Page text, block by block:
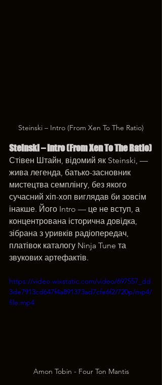
Steinski – Intro (From Xen To The Ratio)
Steinski – Intro (From Xen To The Ratio)
Стівен Штайн, відомий як Steinski, —
жива легенда, батько-засновник
мистецтва семплінгу, без якого
сучасний хіп-хоп виглядав би зовсім
інакше. Його Intro — це не вступ, а
концентрована історична довідка,
зібрана з уривків радіопередач,
платівок каталогу Ninja Tune та
звукових артефактів.
https://video.wixstatic.com/video/697557_dd
3de7913cd647f4a891373ad7cfe6f2/720p/mp4/
file.mp4
Amon Tobin - Four Ton Mantis